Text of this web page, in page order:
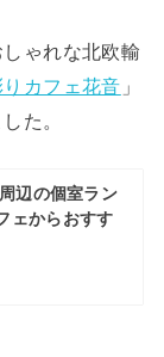
ゃれな北欧輸
りカフェ花音 」
た。
辺の個室ラン
ェからおすす